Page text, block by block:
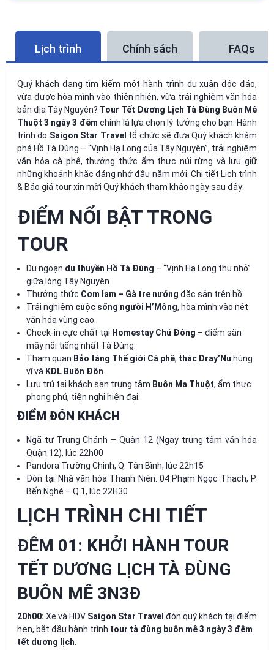
Lịch trình Chính sách FAQs
Quý khách đang tìm kiếm một hành trình du xuân độc đáo,
vừa được hòa mình vào thiên nhiên, vừa trải nghiệm văn hóa
bản địa Tây Nguyên? Tour Tết Dương Lịch Tà Đùng Buôn Mê
Thuột 3 ngày 3 đêm chính là lựa chọn lý tưởng cho bạn. Hành
trình do Saigon Star Travel tổ chức sẽ đưa Quý khách khám
phá Hồ Tà Đùng – “Vịnh Hạ Long của Tây Nguyên”, trải nghiệm
văn hóa cà phê, thưởng thức ẩm thực núi rừng và lưu giữ
những khoảnh khắc đáng nhớ đầu năm mới. Chi tiết Lịch trình
& Báo giá tour xin mời Quý khách tham khảo ngày sau đây:
ĐIỂM NỔI BẬT TRONG
TOUR
Du ngoạn du thuyền Hồ Tà Đùng – “Vịnh Hạ Long thu nhỏ”
giữa lòng Tây Nguyên.
Thưởng thức Cơm lam – Gà tre nướng đặc sản trên hồ.
Trải nghiệm cuộc sống người H’Mông, hòa mình vào nét
văn hóa vùng cao.
Check-in cực chất tại Homestay Chú Đông – điểm săn
mây nổi tiếng nhất Tà Đùng.
Tham quan Bảo tàng Thế giới Cà phê, thác Dray’Nu hùng
vĩ và KDL Buôn Đôn
Lưu trú tại khách sạn trung tâm Buôn Ma Thuột, ẩm thực
phong phú, tiện nghi hiện đại.
ĐIỂM ĐÓN KHÁCH
Ngã tư Trung Chánh – Quận 12 (Ngay trung tâm văn hóa
Quận 12), lúc 22h00
Pandora Trường Chinh, Q. Tân Bình, lúc 22h15
Đón tại Nhà văn hóa Thanh Niên: 04 Phạm Ngọc Thạch, P.
Bến Nghé – Q.1, lúc 22H30
LỊCH TRÌNH CHI TIẾT
ĐÊM 01: KHỞI HÀNH TOUR
TẾT DƯƠNG LỊCH TÀ ĐÙNG
BUÔN MÊ 3N3Đ
20h00: Xe và HDV Saigon Star Travel đón quý khách tại điểm
hẹn, bắt đầu hành trình tour tà đùng buôn mê 3 ngày 3 đêm
tết dương lịch